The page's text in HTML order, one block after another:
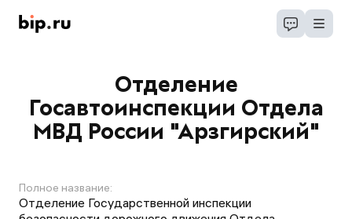
Отделение
Госавтоинспекции Отдела
МВД России "Арзгирский"
Полное название:
Отделение Государственной инспекции